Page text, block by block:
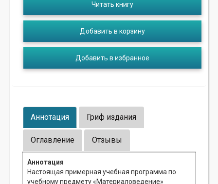
Читать книгу
Добавить в корзину
Добавить в избранное
Аннотация Гриф издания
Оглавление Отзывы
Аннотация
Настоящая примерная учебная программа по
учебному предмету «Материаловедение»